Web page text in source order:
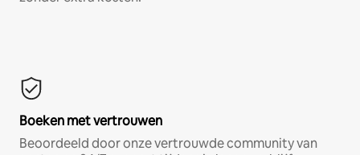
Boeken met vertrouwen
Beoordeeld door onze vertrouwde community van